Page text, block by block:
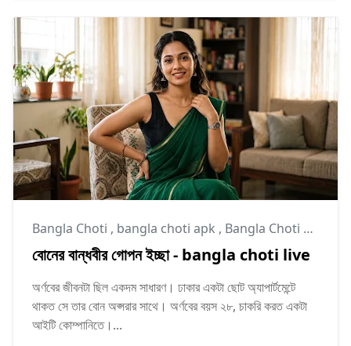
Bangla Choti , bangla choti apk , Bangla Choti Kahini
বোনের বান্ধবীর গোপন ইচ্ছা - bangla choti live
অর্ণবের জীবনটা ছিল একদম সাধারণ। ঢাকার একটা ছোট অ্যাপার্টমেন্টে
থাকত সে তার বোন অপ্সরার সাথে। অর্ণবের বয়স ২৮, চাকরি করত একটা
আইটি কোম্পানিতে।...